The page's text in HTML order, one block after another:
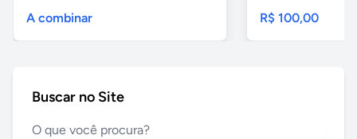
A combinar R$ 100,00
Buscar no Site